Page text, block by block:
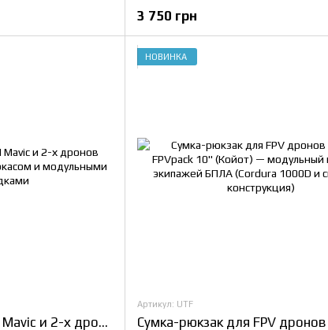
3 750 грн
Сумка-рюкзак для DJI Mavic и 2-х дронов Мультикам с жёстким каркасом и модульными перегородками
НОВИНКА
Артикул: UTF